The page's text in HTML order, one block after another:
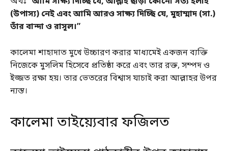
(উপাস্য) নেই এবং আমি আরও সাক্ষ্য দিচ্ছি যে, মুহাম্মাদ (সা.)
তাঁর বান্দা ও রাসূল।”
কালেমা শাহাদাত মুখে উচ্চারণ করার মাধ্যমেই একজন ব্যক্তি
নিজেকে মুসলিম হিসেবে প্রতিষ্ঠা করে এবং তার রক্ত, সম্পদ ও
ইজ্জত রক্ষা হয়। তার ভেতরের বিশ্বাস যাচাই করা আল্লাহর উপর
ন্যস্ত।
কালেমা তাইয়্যেবার ফজিলত